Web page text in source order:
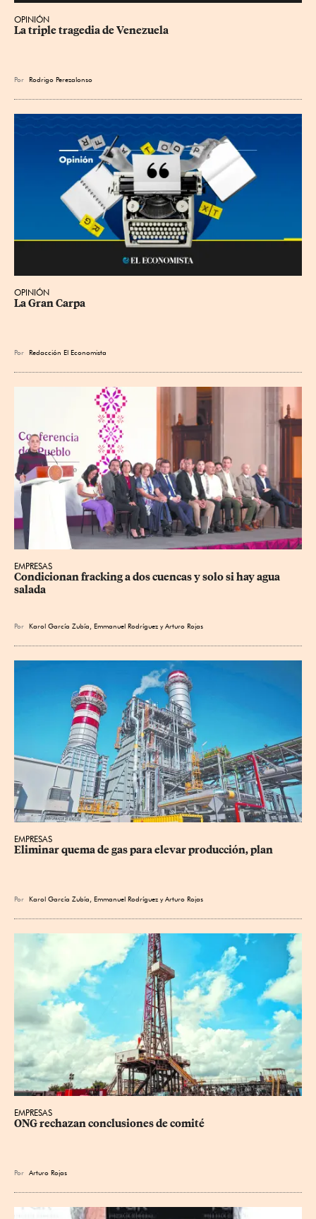
OPINIÓN
La triple tragedia de Venezuela
Por Rodrigo Perezalonso
OPINIÓN
La Gran Carpa
Por Redacción El Economista
EMPRESAS
Condicionan fracking a dos cuencas y solo si hay agua
salada
Por Karol García Zubía Emmanuel Rodríguez yArturo Rojas
EMPRESAS
Eliminar quema de gas para elevar producción, plan
Por Karol García Zubía, Emmanuel Rodríguez yArturo Rojas
EMPRESAS
ONG rechazan conclusiones de comité
Por Arturo Rojas